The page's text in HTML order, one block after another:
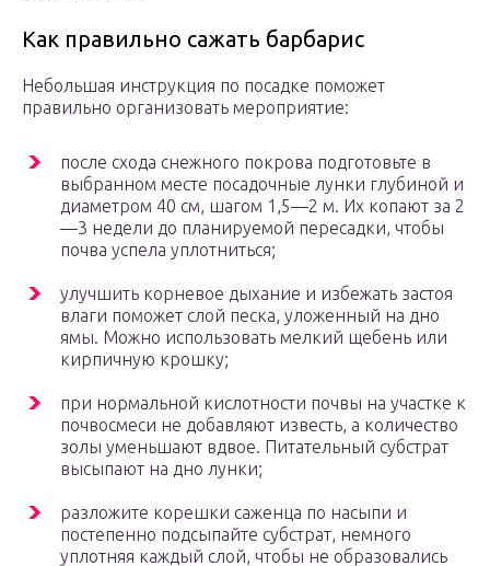
Как правильно сажать барбарис
Небольшая инструкция по посадке поможет
правильно организовать мероприятие:
после схода снежного покрова подготовьте в
выбранном месте посадочные лунки глубиной и
диаметром 40 см, шагом 1,5—2 м. Их копают за 2
—3 недели до планируемой пересадки, чтобы
почва успела уплотниться;
улучшить корневое дыхание и избежать застоя
влаги поможет слой песка, уложенный на дно
ямы. Можно использовать мелкий щебень или
кирпичную крошку;
при нормальной кислотности почвы на участке к
почвосмеси не добавляют известь, а количество
золы уменьшают вдвое. Питательный субстрат
высыпают на дно лунки;
разложите корешки саженца по насыпи и
постепенно подсыпайте субстрат, немного
уплотняя каждый слой, чтобы не образовались